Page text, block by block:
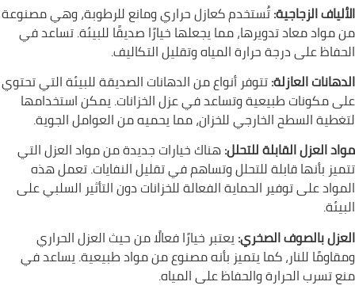
الألياف الزجاجية:تُستخدم كعازل حراري ومانع للرطوبة، وهي مصنوعة
من مواد معاد تدويرها، مما يجعلها خيارًا صديقًا للبيئة. تساعد في
الحفاظ على درجة حرارة المياه وتقليل التكاليف.
الدهانات العازلة:تتوفر أنواع من الدهانات الصديقة للبيئة التي تحتوي
على مكونات طبيعية وتساعد في عزل الخزانات. يمكن استخدامها
لتغطية السطح الخارجي للخزان، مما يحميه من العوامل الجوية.
مواد العزل القابلة للتحلل:هناك خيارات جديدة من مواد العزل التي
تتميز بأنها قابلة للتحلل وتساهم في تقليل النفايات. تعمل هذه
المواد على توفير الحماية الفعالة للخزانات دون التأثير السلبي على
البيئة.
العزل بالصوف الصخري: يعتبر خيارًا فعالًا من حيث العزل الحراري
ومقاومًا للنار، كما يتميز بأنه مصنوع من مواد طبيعية. يساعد في
منع تسرب الحرارة والحفاظ على المياه.